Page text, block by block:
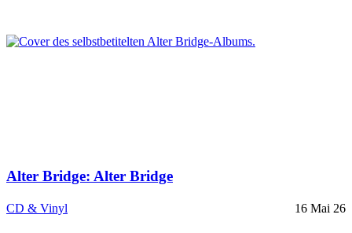
Alter Bridge: Alter Bridge
CD & Vinyl 16 Mai 26